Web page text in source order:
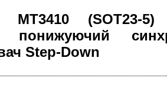
MT3410 (SOT23-5)
понижуючий
Step-Down